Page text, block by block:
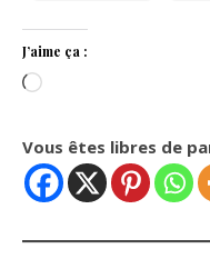
J’aime ça :
Chargement…
Vous êtes libres de